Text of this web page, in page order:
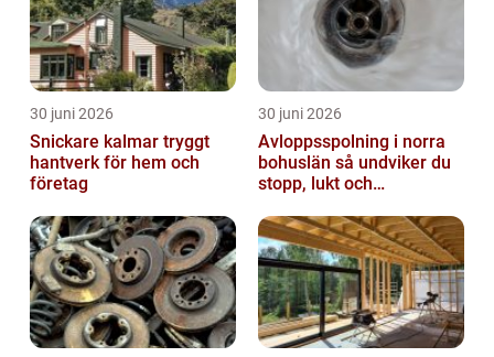
30 juni 2026
Snickare kalmar tryggt
hantverk för hem och
företag
30 juni 2026
Avloppsspolning i norra
bohuslän så undviker du
stopp, lukt och